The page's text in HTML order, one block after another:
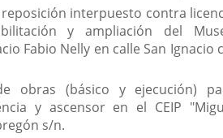
interpuesto contra
y ampliación del
Fabio Nelly en calle San Ignacio
obras (básico y ejecución)
y ascensor en el CEIP
s/n.